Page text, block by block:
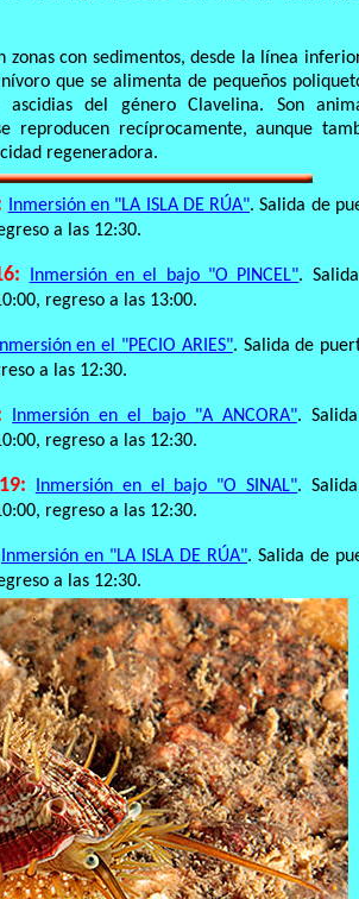
con sedimentos, desde la línea
que se alimenta de pequeños
del género Clavelina. Son
reproducen recíprocamente, aunque
regeneradora.
Inmersión en "LA ISLA DE RÚA". Salida de
a las 12:30.
Inmersión en el bajo "O PINCEL".
regreso a las 13:00.
Inmersión en el "PECIO ARIES". Salida de
a las 12:30.
Inmersión en el bajo "A ANCORA".
regreso a las 12:30.
Inmersión en el bajo "O SINAL".
regreso a las 12:30.
Inmersión en "LA ISLA DE RÚA". Salida de
a las 12:30.